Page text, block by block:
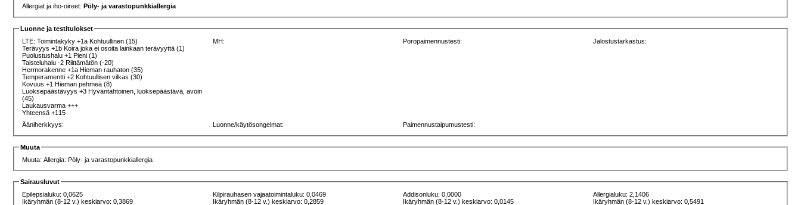
Allergiat ja iho-oireet:Pöly- ja varastopunkkiallergia
Luonne ja testitulokset
LTE: Toimintakyky +1a Kohtuullinen (15)
Terävyys +1b Koira joka ei osoita lainkaan terävyyttä (1)
Puolustushalu +1 Pieni (1)
Taisteluhalu -2 Riittämätön (-20)
Hermorakenne +1a Hieman rauhaton (35)
Temperamentti +2 Kohtuullisen vilkas (30)
Kovuus +1 Hieman pehmeä (8)
Luoksepäästävyys +3 Hyväntahtoinen, luoksepäästävä, avoin
(45)
Laukausvarma +++
Yhteensä +115
MH: Poropaimennustesti: Jalostustarkastus:
Ääniherkkyys: Luonne/käytösongelmat: Paimennustaipumustesti:
Muuta
Muuta: Allergia: Pöly- ja varastopunkkiallergia
Sairausluvut
Epilepsialuku: 0,0625
Ikäryhmän (8-12 v.) keskiarvo: 0,3869
Kilpirauhasen vajaatoimintaluku: 0,0469
Ikäryhmän (8-12 v.) keskiarvo: 0,2859
Addisonluku: 0,0000
Ikäryhmän (8-12 v.) keskiarvo: 0,0145
Allergialuku: 2,1406
Ikäryhmän (8-12 v.) keskiarvo: 0,5491